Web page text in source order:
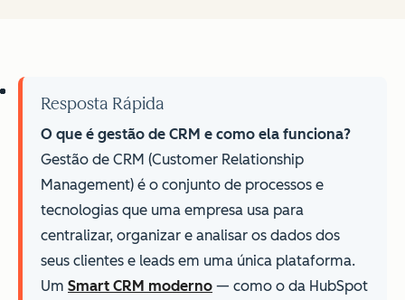
Resposta Rápida
O que é gestão de CRM e como ela funciona?
Gestão de CRM (Customer Relationship
Management) é o conjunto de processos e
tecnologias que uma empresa usa para
centralizar, organizar e analisar os dados dos
seus clientes e leads em uma única plataforma.
Um Smart CRM moderno — como o da HubSpot